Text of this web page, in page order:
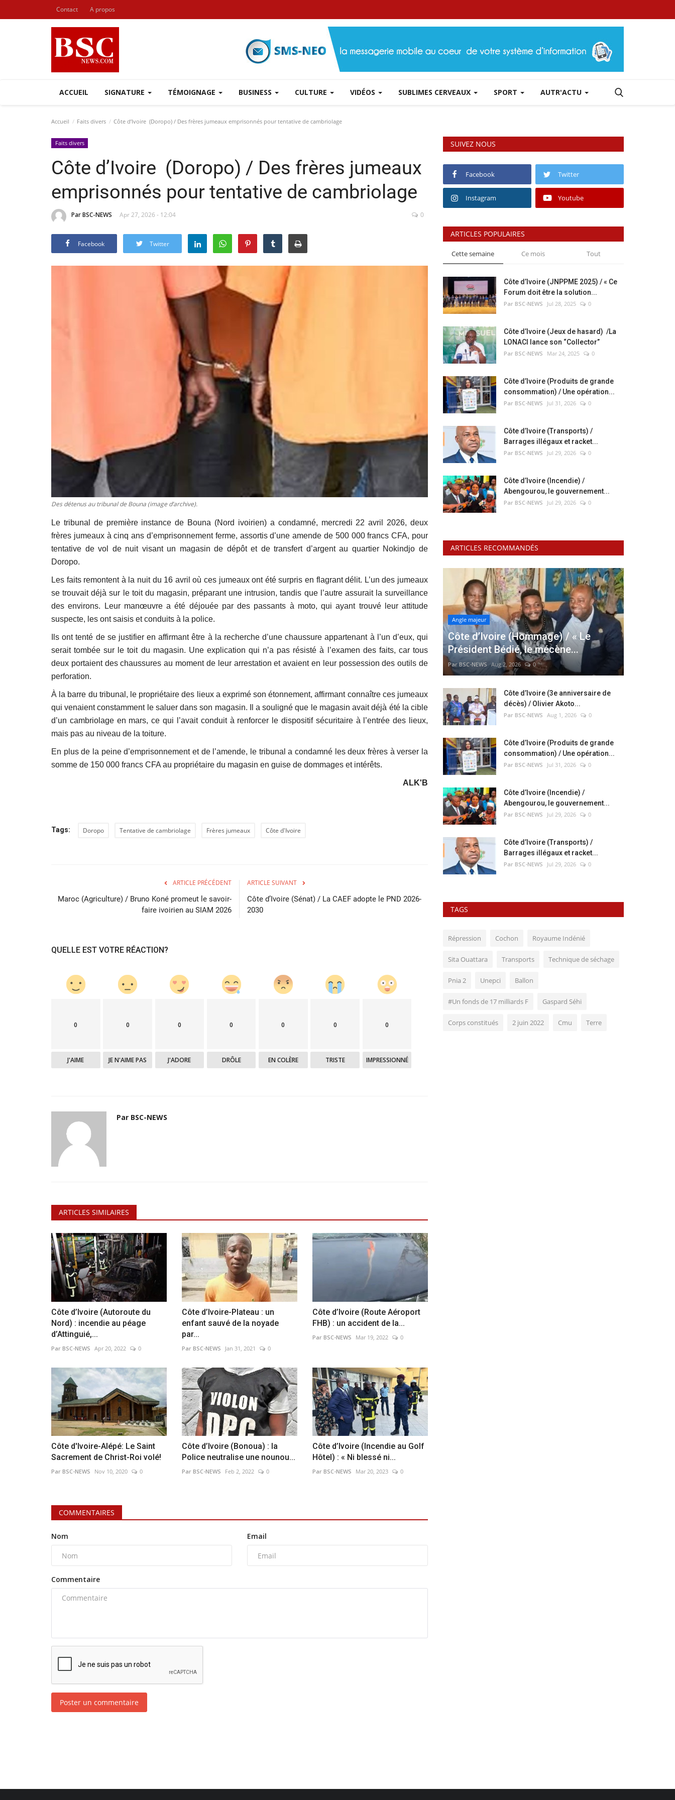
Contact A propos
ACCUEIL SIGNATURE TÉMOIGNAGE BUSINESS CULTURE VIDÉOS SUBLIMES CERVEAUX SPORT AUTR'ACTU
Accueil Faits divers Côte d’Ivoire (Doropo) / Des frères jumeaux emprisonnés pour tentative de cambriolage
Faits divers
Côte d’Ivoire (Doropo) / Des frères jumeaux
emprisonnés pour tentative de cambriolage
Par BSC-NEWS Apr 27, 2026 - 12:04 0
Facebook Twitter
Des détenus au tribunal de Bouna (image d’archive).
Le tribunal de première instance de Bouna (Nord ivoirien) a condamné, mercredi 22 avril 2026, deux
frères jumeaux à cinq ans d’emprisonnement ferme, assortis d’une amende de 500 000 francs CFA, pour
tentative de vol de nuit visant un magasin de dépôt et de transfert d’argent au quartier Nokindjo de
Doropo.
Les faits remontent à la nuit du 16 avril où ces jumeaux ont été surpris en flagrant délit. L’un des jumeaux
se trouvait déjà sur le toit du magasin, préparant une intrusion, tandis que l’autre assurait la surveillance
des environs. Leur manœuvre a été déjouée par des passants à moto, qui ayant trouvé leur attitude
suspecte, les ont saisis et conduits à la police.
Ils ont tenté de se justifier en affirmant être à la recherche d’une chaussure appartenant à l’un d’eux, qui
serait tombée sur le toit du magasin. Une explication qui n’a pas résisté à l’examen des faits, car tous
deux portaient des chaussures au moment de leur arrestation et avaient en leur possession des outils de
perforation.
À la barre du tribunal, le propriétaire des lieux a exprimé son étonnement, affirmant connaître ces jumeaux
qui venaient constamment le saluer dans son magasin. Il a souligné que le magasin avait déjà été la cible
d’un cambriolage en mars, ce qui l’avait conduit à renforcer le dispositif sécuritaire à l’entrée des lieux,
mais pas au niveau de la toiture.
En plus de la peine d’emprisonnement et de l’amende, le tribunal a condamné les deux frères à verser la
somme de 150 000 francs CFA au propriétaire du magasin en guise de dommages et intérêts.
ALK'B
Tags: Doropo Tentative de cambriolage Frères jumeaux Côte d'Ivoire
ARTICLE PRÉCÉDENT
Maroc (Agriculture) / Bruno Koné promeut le savoir-
faire ivoirien au SIAM 2026
ARTICLE SUIVANT
Côte d’Ivoire (Sénat) / La CAEF adopte le PND 2026-
2030
QUELLE EST VOTRE RÉACTION?
0
J'AIME
0
JE N'AIME PAS
0
J'ADORE
0
DRÔLE
0
EN COLÈRE
0
TRISTE
0
IMPRESSIONNÉ
Par BSC-NEWS
ARTICLES SIMILAIRES
Côte d’Ivoire (Autoroute du
Nord) : incendie au péage
d’Attinguié,...
Par BSC-NEWS Apr 20, 2022 0
Côte d’Ivoire-Plateau : un
enfant sauvé de la noyade
par...
Par BSC-NEWS Jan 31, 2021 0
Côte d’Ivoire (Route Aéroport
FHB) : un accident de la...
Par BSC-NEWS Mar 19, 2022 0
Côte d'Ivoire-Alépé: Le Saint
Sacrement de Christ-Roi volé!
Par BSC-NEWS Nov 10, 2020 0
Côte d’Ivoire (Bonoua) : la
Police neutralise une nounou...
Par BSC-NEWS Feb 2, 2022 0
Côte d’Ivoire (Incendie au Golf
Hôtel) : « Ni blessé ni...
Par BSC-NEWS Mar 20, 2023 0
COMMENTAIRES
Nom Email
Commentaire
Poster un commentaire
SUIVEZ NOUS
Facebook Twitter
Instagram Youtube
ARTICLES POPULAIRES
Cette semaine Ce mois Tout
Côte d’Ivoire (JNPPME 2025) / « Ce
Forum doit être la solution...
Par BSC-NEWS Jul 28, 2025 0
Côte d’Ivoire (Jeux de hasard) /La
LONACI lance son “Collector”
Par BSC-NEWS Mar 24, 2025 0
Côte d’Ivoire (Produits de grande
consommation) / Une opération...
Par BSC-NEWS Jul 31, 2026 0
Côte d’Ivoire (Transports) /
Barrages illégaux et racket...
Par BSC-NEWS Jul 29, 2026 0
Côte d’Ivoire (Incendie) /
Abengourou, le gouvernement...
Par BSC-NEWS Jul 29, 2026 0
ARTICLES RECOMMANDÉS
Angle majeur
Côte d’Ivoire (Hommage) / « Le
Président Bédié, le mécène...
Par BSC-NEWS Aug 2, 2026 0
Côte d’Ivoire (3e anniversaire de
décès) / Olivier Akoto...
Par BSC-NEWS Aug 1, 2026 0
Côte d’Ivoire (Produits de grande
consommation) / Une opération...
Par BSC-NEWS Jul 31, 2026 0
Côte d’Ivoire (Incendie) /
Abengourou, le gouvernement...
Par BSC-NEWS Jul 29, 2026 0
Côte d’Ivoire (Transports) /
Barrages illégaux et racket...
Par BSC-NEWS Jul 29, 2026 0
TAGS
Répression Cochon Royaume Indénié
Sita Ouattara Transports Technique de séchage
Pnia 2 Unepci Ballon
#Un fonds de 17 milliards F Gaspard Séhi
Corps constitués 2 juin 2022 Cmu Terre